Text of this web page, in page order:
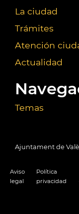
La ciudad
Trámites
Atención
Actualidad
Temas
Ajuntament de
Aviso
legal
Política
privacidad